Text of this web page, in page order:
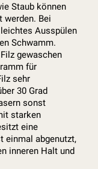
Staub können
werden. Bei
Ausspülen
Schwamm.
gewaschen
für
sehr
30 Grad
sonst
starken
eine
einmal abgenutzt,
inneren Halt und